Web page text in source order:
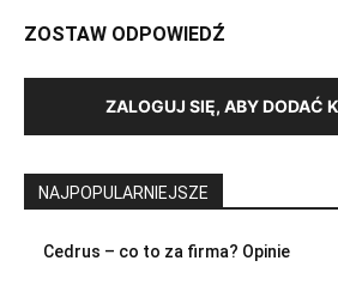
ZOSTAW ODPOWIEDŹ
ZALOGUJ SIĘ, ABY DODAĆ
NAJPOPULARNIEJSZE
Cedrus – co to za firma? Opinie